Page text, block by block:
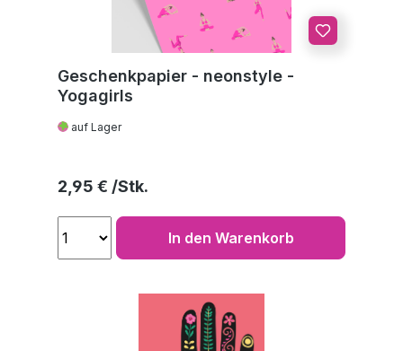
Geschenkpapier - neonstyle -
Yogagirls
auf Lager
Regulärer Preis:
2,95 €
In den Warenkorb